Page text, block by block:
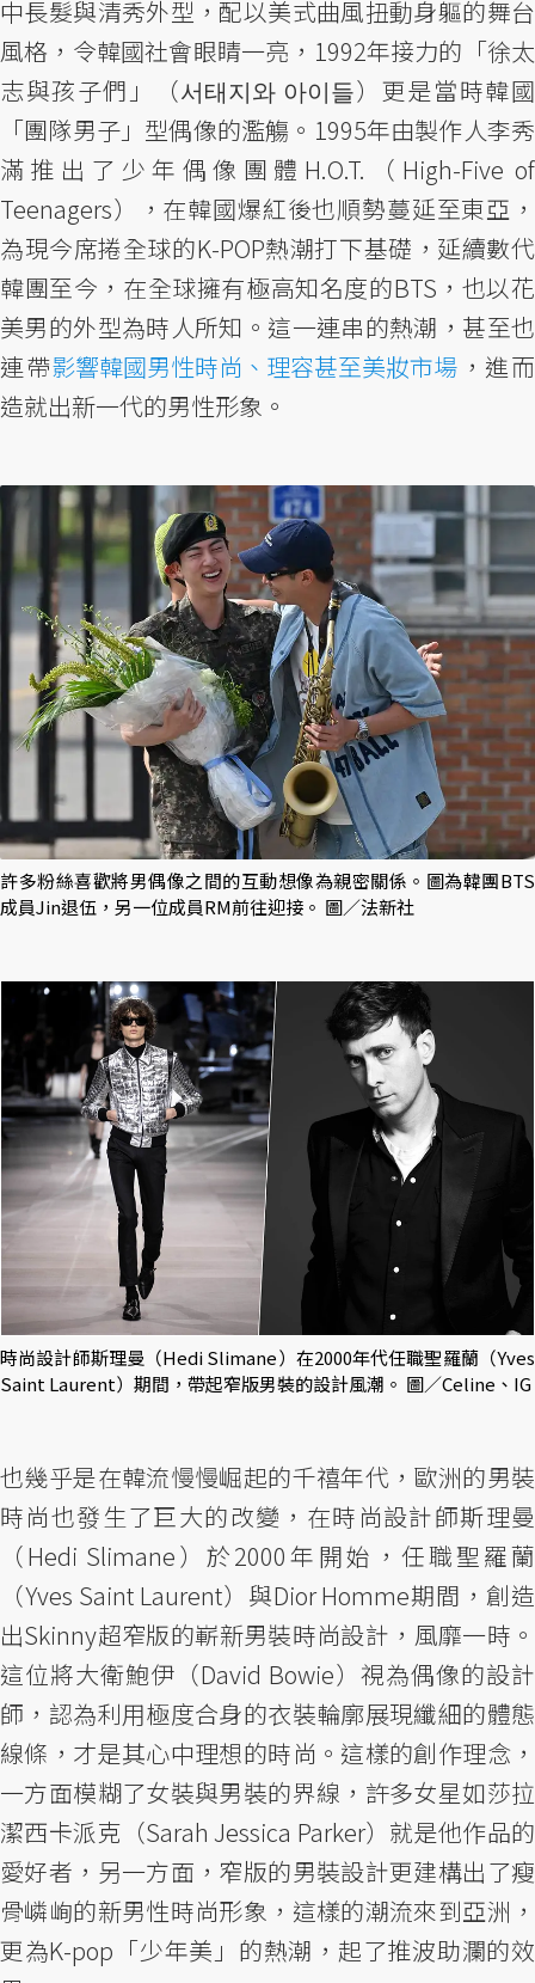
中長髮與清秀外型，配以美式曲風扭動身軀的舞台
風格，令韓國社會眼睛一亮，1992年接力的「徐太
志與孩子們」（서태지와 아이들）更是當時韓國
「團隊男子」型偶像的濫觴。1995年由製作人李秀
滿推出了少年偶像團體H.O.T.（High-Five of
Teenagers），在韓國爆紅後也順勢蔓延至東亞，
為現今席捲全球的K-POP熱潮打下基礎，延續數代
韓團至今，在全球擁有極高知名度的BTS，也以花
美男的外型為時人所知。這一連串的熱潮，甚至也
連帶影響韓國男性時尚、理容甚至美妝市場 ，進而
造就出新一代的男性形象。
許多粉絲喜歡將男偶像之間的互動想像為親密關係。圖為韓團BTS
成員Jin退伍，另一位成員RM前往迎接。 圖／法新社
時尚設計師斯理曼（Hedi Slimane）在2000年代任職聖羅蘭（Yves
Saint Laurent）期間，帶起窄版男裝的設計風潮。 圖／Celine、IG
也幾乎是在韓流慢慢崛起的千禧年代，歐洲的男裝
時尚也發生了巨大的改變，在時尚設計師斯理曼
（Hedi Slimane）於2000年開始，任職聖羅蘭
（Yves Saint Laurent）與Dior Homme期間，創造
出Skinny超窄版的嶄新男裝時尚設計，風靡一時。
這位將大衛鮑伊（David Bowie）視為偶像的設計
師，認為利用極度合身的衣裝輪廓展現纖細的體態
線條，才是其心中理想的時尚。這樣的創作理念，
一方面模糊了女裝與男裝的界線，許多女星如莎拉
潔西卡派克（Sarah Jessica Parker）就是他作品的
愛好者，另一方面，窄版的男裝設計更建構出了瘦
骨嶙峋的新男性時尚形象，這樣的潮流來到亞洲，
更為K-pop「少年美」的熱潮，起了推波助瀾的效